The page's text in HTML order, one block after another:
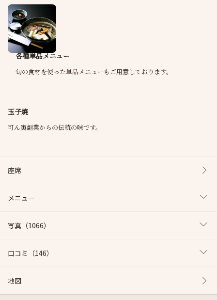
各種単品メニュー
旬の食材を使った単品メニューもご用意しております。
玉子焼
可ん寅創業からの伝統の味です。
座席
メニュー
写真 （1066）
口コミ （146）
地図